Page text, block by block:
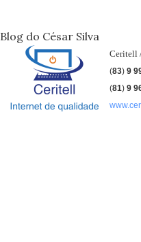
Blog do César Silva
Ceritell
(83) 9
(81) 9